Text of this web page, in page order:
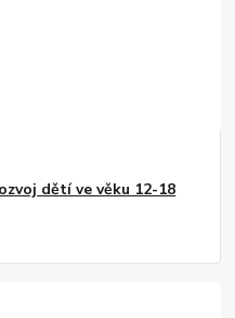
dětí ve věku 12-18